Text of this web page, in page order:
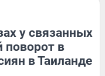
у связанных
поворот в
в Таиланде